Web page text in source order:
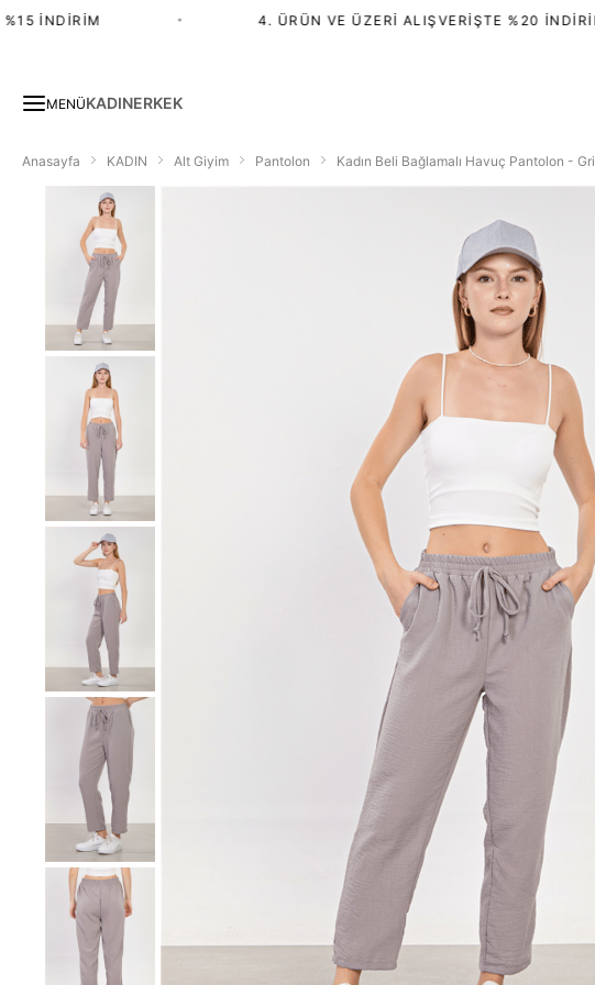
İNDIRIM 4. ÜRÜN VE ÜZERI ALIŞVERIŞTE %20 İNDIRIM
MENÜKADINERKEK
Anasayfa KADIN Alt Giyim Pantolon Kadın Beli Bağlamalı Havuç Pantolon - Gri